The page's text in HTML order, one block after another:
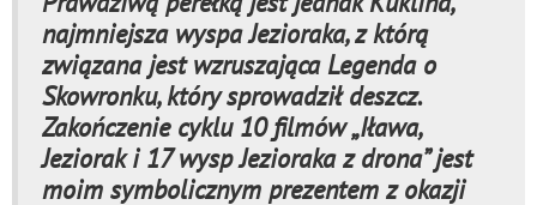
najmniejsza wyspa Jezioraka, z którą
związana jest wzruszająca Legenda o
Skowronku, który sprowadził deszcz.
Zakończenie cyklu 10 filmów „Iława,
Jeziorak i 17 wysp Jezioraka z drona” jest
moim symbolicznym prezentem z okazji